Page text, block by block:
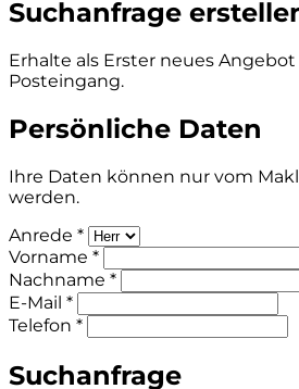
Suchanfrage
Erhalte als Erster neues
Posteingang.
Persönliche Daten
Ihre Daten können nur vom
werden.
Anrede *
Vorname *
Nachname *
E-Mail *
Telefon *
Suchanfrage